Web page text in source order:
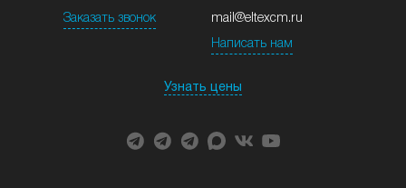
Заказать звонок mail@eltexcm.ru
Написать нам
Узнать цены